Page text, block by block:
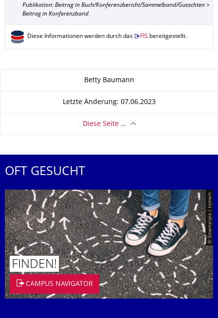
Publikation: Beitrag in Buch/Konferenzbericht/Sammelband/Gutachten >
Beitrag in Konferenzband
Diese Informationen werden durch das FIS bereitgestellt.
Betty Baumann
Letzte Änderung: 07.06.2023
Diese Seite …
OFT GESUCHT
© Smarterpix / tomert
FINDEN!
CAMPUS NAVIGATOR